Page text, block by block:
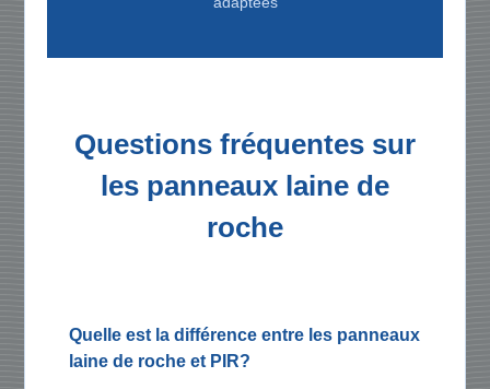
Questions fréquentes sur
les panneaux laine de
roche
Quelle est la différence entre les panneaux
laine de roche et PIR?